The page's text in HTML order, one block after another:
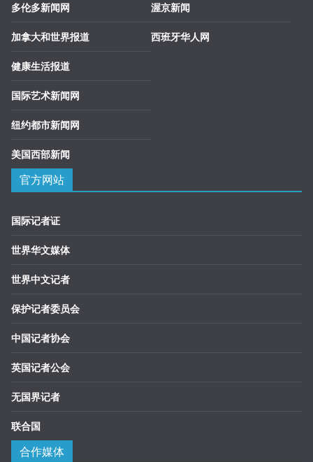
多伦多新闻网
加拿大和世界报道
健康生活报道
国际艺术新闻网
纽约都市新闻网
美国西部新闻
渥京新闻
西班牙华人网
官方网站
国际记者证
世界华文媒体
世界中文记者
保护记者委员会
中国记者协会
英国记者公会
无国界记者
联合国
合作媒体